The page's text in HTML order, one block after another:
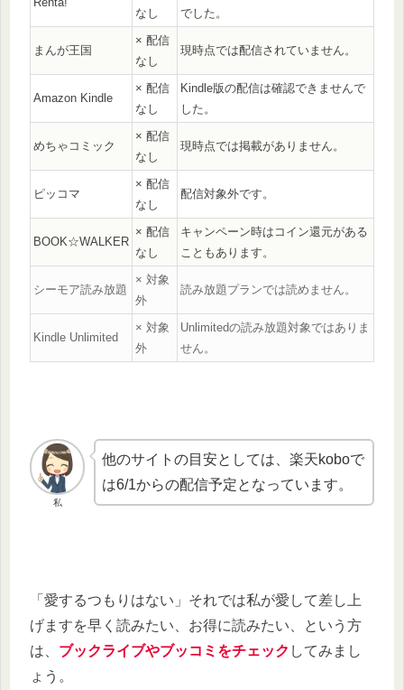
なし
でした。
まんが王国
× 配信
なし
現時点では配信されていません。
Amazon Kindle
× 配信
なし
Kindle版の配信は確認できませんで
した。
めちゃコミック
× 配信
なし
現時点では掲載がありません。
ピッコマ
× 配信
なし
配信対象外です。
BOOK☆WALKER
× 配信
なし
キャンペーン時はコイン還元がある
こともあります。
シーモア読み放題
× 対象
外
読み放題プランでは読めません。
Kindle Unlimited
× 対象
外
Unlimitedの読み放題対象ではありま
せん。
私
他のサイトの目安としては、楽天koboで
は6/1からの配信予定となっています。
「愛するつもりはない」それでは私が愛して差し上
げますを早く読みたい、お得に読みたい、という方
は、 ブックライブやブッコミをチェック してみまし
ょう。